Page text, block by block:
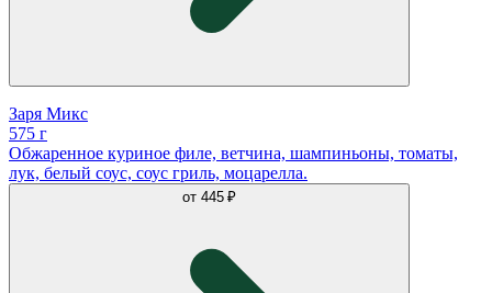
Заря Микс
575 г
Обжаренное куриное филе, ветчина, шампиньоны, томаты,
лук, белый соус, соус гриль, моцарелла.
от 445 ₽